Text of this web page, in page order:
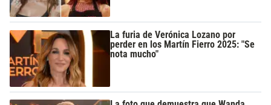
La furia de Verónica Lozano por
perder en los Martín Fierro 2025: "Se
nota mucho"